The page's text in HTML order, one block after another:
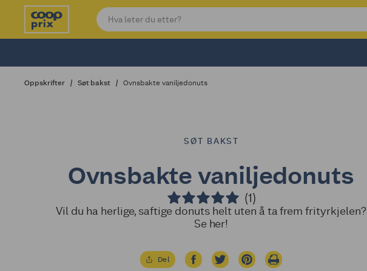
Oppskrifter Søt bakst Ovnsbakte vaniljedonuts
SØT BAKST
Ovnsbakte vaniljedonuts
(1)
Vil du ha herlige, saftige donuts helt uten å ta frem frityrkjelen?
Se her!
Del